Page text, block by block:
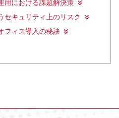
用における課題解決策
セキュリティ上のリスク
フィス導入の秘訣